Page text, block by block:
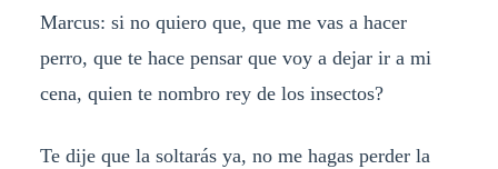
Marcus: si no quiero que, que me vas a hacer
perro, que te hace pensar que voy a dejar ir a mi
cena, quien te nombro rey de los insectos?
Te dije que la soltarás ya, no me hagas perder la